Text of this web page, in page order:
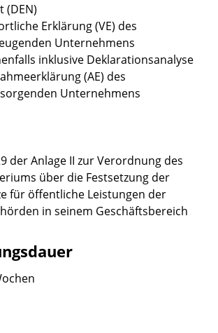
(DEN)
Erklärung (VE) des
Unternehmens
inklusive Deklarationsanalyse
(AE) des
Unternehmens
der Anlage II zur Verordnung des
über die Festsetzung der
für öffentliche Leistungen der
in seinem Geschäftsbereich